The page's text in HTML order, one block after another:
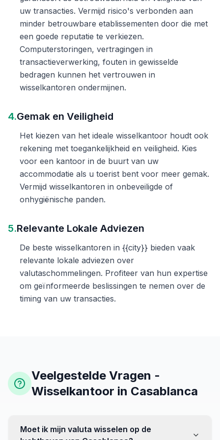
uw transacties. Vermijd risico's verbonden aan
minder betrouwbare etablissementen door die met
een goede reputatie te verkiezen.
Computerstoringen, vertragingen in
transactieverwerking, fouten in gewisselde
bedragen kunnen het vertrouwen in
wisselkantoren ondermijnen.
4.Gemak en Veiligheid
Het kiezen van het ideale wisselkantoor houdt ook
rekening met toegankelijkheid en veiligheid. Kies
voor een kantoor in de buurt van uw
accommodatie als u toerist bent voor meer gemak.
Vermijd wisselkantoren in onbeveiligde of
onhygiënische panden.
5.Relevante Lokale Adviezen
De beste wisselkantoren in {{city}} bieden vaak
relevante lokale adviezen over
valutaschommelingen. Profiteer van hun expertise
om geïnformeerde beslissingen te nemen over de
timing van uw transacties.
Veelgestelde Vragen -
Wisselkantoor in Casablanca
Moet ik mijn valuta wisselen op de